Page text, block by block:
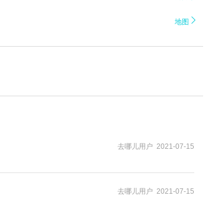
地图 
去哪儿用户 2021-07-15
去哪儿用户 2021-07-15